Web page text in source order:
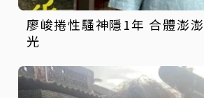
廖峻捲性騷神隱1年 合體澎
光